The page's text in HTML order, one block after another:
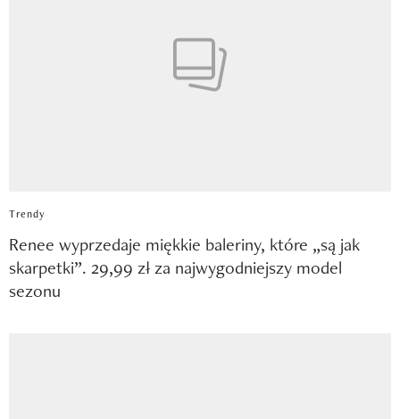
Trendy
Renee wyprzedaje miękkie baleriny, które „są jak
skarpetki”. 29,99 zł za najwygodniejszy model
sezonu